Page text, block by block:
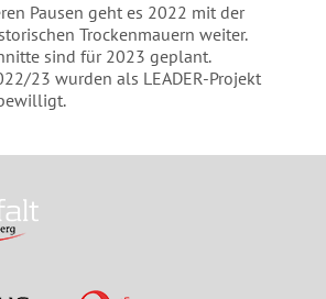
Pausen geht es 2022 mit der
Trockenmauern weiter.
sind für 2023 geplant.
23 wurden als LEADER-Projekt